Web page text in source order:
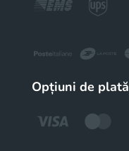
Opțiuni de plată